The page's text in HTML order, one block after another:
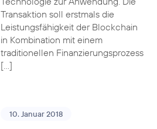
Transaktion soll erstmals die
Leistungsfähigkeit der Blockchain
in Kombination mit einem
traditionellen Finanzierungsprozess
[…]
10. Januar 2018